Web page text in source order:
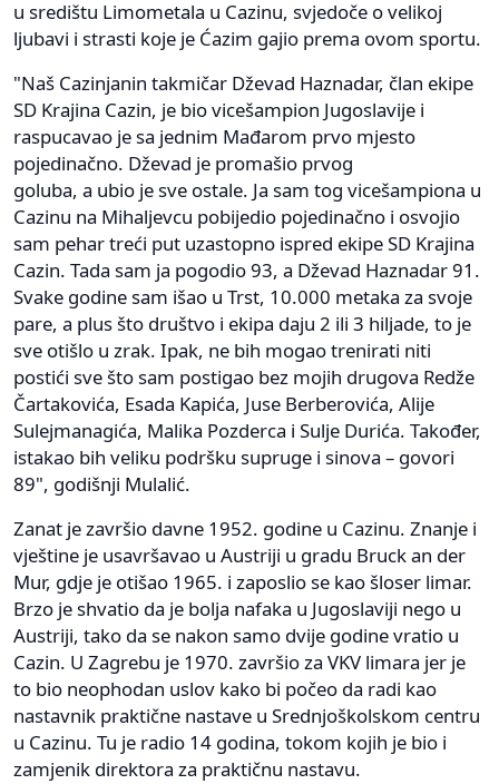
u središtu Limometala u Cazinu, svjedoče o velikoj
ljubavi i strasti koje je Ćazim gajio prema ovom sportu.
"Naš Cazinjanin takmičar Dževad Haznadar, član ekipe
SD Krajina Cazin, je bio vicešampion Jugoslavije i
raspucavao je sa jednim Mađarom prvo mjesto
pojedinačno. Dževad je promašio prvog
goluba, a ubio je sve ostale. Ja sam tog vicešampiona u
Cazinu na Mihaljevcu pobijedio pojedinačno i osvojio
sam pehar treći put uzastopno ispred ekipe SD Krajina
Cazin. Tada sam ja pogodio 93, a Dževad Haznadar 91.
Svake godine sam išao u Trst, 10.000 metaka za svoje
pare, a plus što društvo i ekipa daju 2 ili 3 hiljade, to je
sve otišlo u zrak. Ipak, ne bih mogao trenirati niti
postići sve što sam postigao bez mojih drugova Redže
Čartakovića, Esada Kapića, Juse Berberovića, Alije
Sulejmanagića, Malika Pozderca i Sulje Durića. Također,
istakao bih veliku podršku supruge i sinova – govori
89", godišnji Mulalić.
Zanat je završio davne 1952. godine u Cazinu. Znanje i
vještine je usavršavao u Austriji u gradu Bruck an der
Mur, gdje je otišao 1965. i zaposlio se kao šloser limar.
Brzo je shvatio da je bolja nafaka u Jugoslaviji nego u
Austriji, tako da se nakon samo dvije godine vratio u
Cazin. U Zagrebu je 1970. završio za VKV limara jer je
to bio neophodan uslov kako bi počeo da radi kao
nastavnik praktične nastave u Srednjoškolskom centru
u Cazinu. Tu je radio 14 godina, tokom kojih je bio i
zamjenik direktora za praktičnu nastavu.